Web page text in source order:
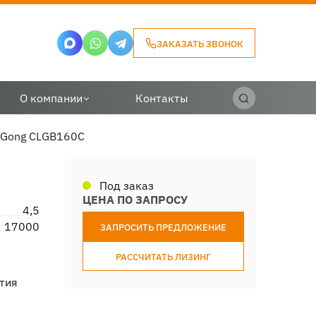
ЗАКАЗАТЬ ЗВОНОК
О компании Контакты
CLGB160C
4,5
17000
Под заказ
ЦЕНА ПО ЗАПРОСУ
ЗАПРОСИТЬ ПРЕДЛОЖЕНИЕ
РАССЧИТАТЬ ЛИЗИНГ